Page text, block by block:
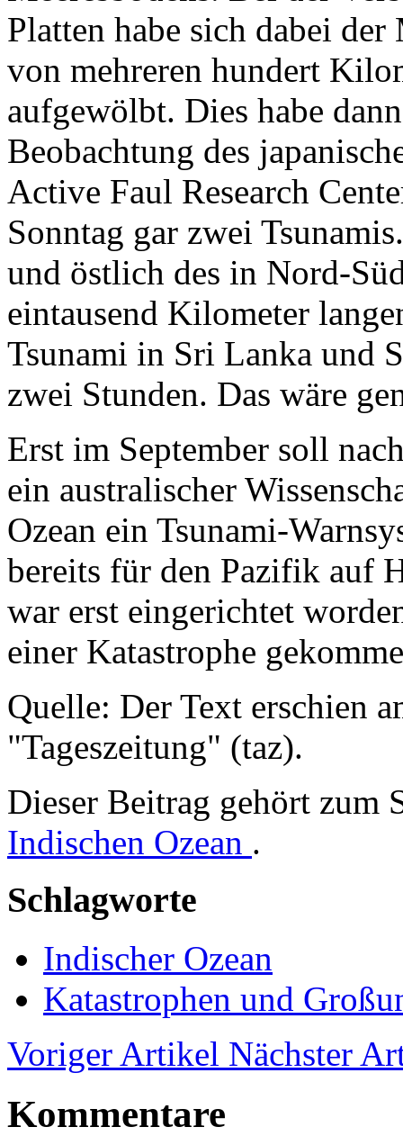
Platten habe sich dabei
von mehreren hundert
aufgewölbt. Dies habe
Beobachtung des
Active Faul Research
Sonntag gar zwei
und östlich des in Nord-
eintausend Kilometer
Tsunami in Sri Lanka und
zwei Stunden. Das wäre
Erst im September soll
ein australischer
Ozean ein Tsunami-
bereits für den Pazifik auf
war erst eingerichtet
einer Katastrophe
Quelle: Der Text erschien
"Tageszeitung" (taz).
Dieser Beitrag gehört zum
Indischen Ozean .
Schlagworte
Indischer Ozean
Katastrophen und
Voriger Artikel Nächster
Kommentare